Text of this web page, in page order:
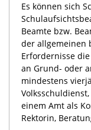
Es können sich
Beamte bzw.
der allgemeinen
Erfordernisse
an Grund- oder
mindestens
einem Amt als
Rektorin,